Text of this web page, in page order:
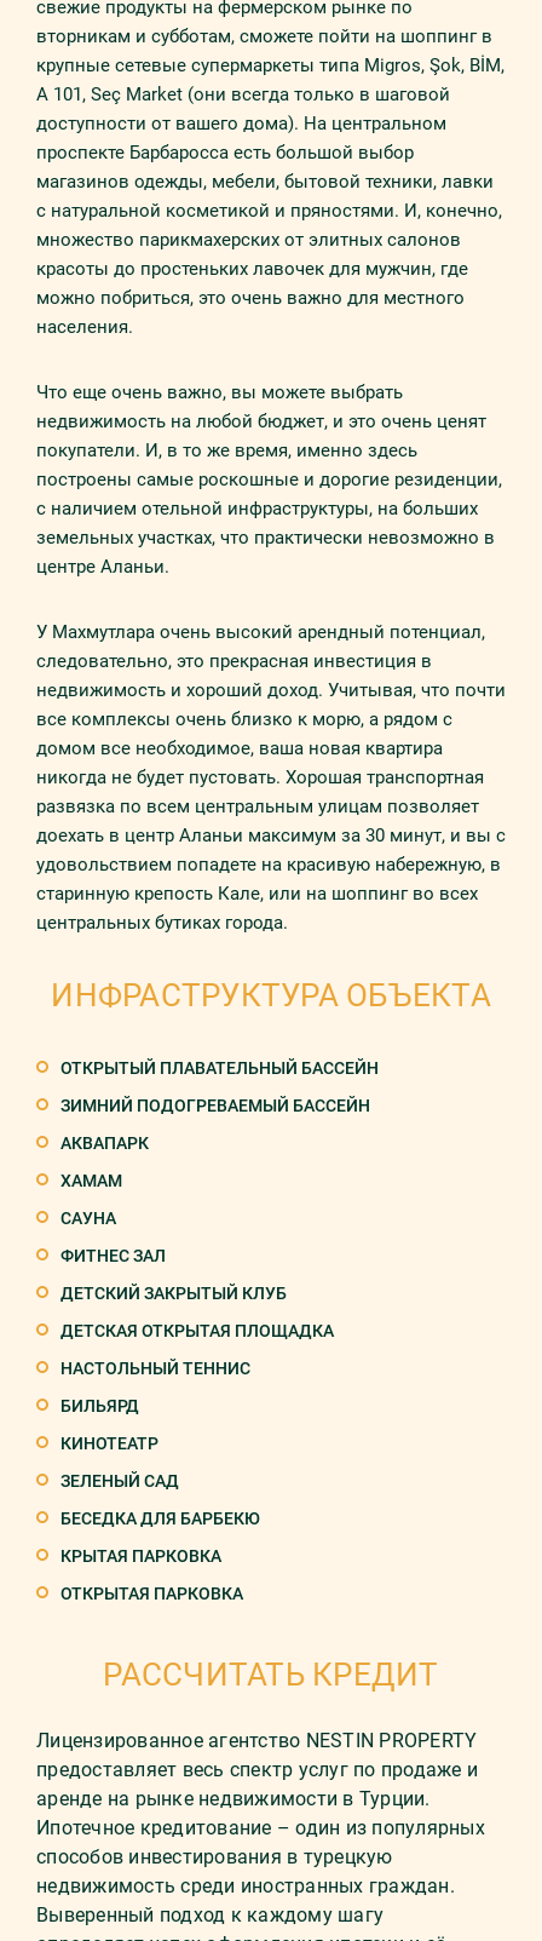
свежие продукты на фермерском рынке по
вторникам и субботам, сможете пойти на шоппинг в
крупные сетевые супермаркеты типа Migros, Şok, BİM,
A 101, Seç Market (они всегда только в шаговой
доступности от вашего дома). На центральном
проспекте Барбаросса есть большой выбор
магазинов одежды, мебели, бытовой техники, лавки
с натуральной косметикой и пряностями. И, конечно,
множество парикмахерских от элитных салонов
красоты до простеньких лавочек для мужчин, где
можно побриться, это очень важно для местного
населения.
Что еще очень важно, вы можете выбрать
недвижимость на любой бюджет, и это очень ценят
покупатели. И, в то же время, именно здесь
построены самые роскошные и дорогие резиденции,
с наличием отельной инфраструктуры, на больших
земельных участках, что практически невозможно в
центре Аланьи.
У Махмутлара очень высокий арендный потенциал,
следовательно, это прекрасная инвестиция в
недвижимость и хороший доход. Учитывая, что почти
все комплексы очень близко к морю, а рядом с
домом все необходимое, ваша новая квартира
никогда не будет пустовать. Хорошая транспортная
развязка по всем центральным улицам позволяет
доехать в центр Аланьи максимум за 30 минут, и вы с
удовольствием попадете на красивую набережную, в
старинную крепость Кале, или на шоппинг во всех
центральных бутиках города.
ИНФРАСТРУКТУРА ОБЪЕКТА
ОТКРЫТЫЙ ПЛАВАТЕЛЬНЫЙ БАССЕЙН
ЗИМНИЙ ПОДОГРЕВАЕМЫЙ БАССЕЙН
АКВАПАРК
ХАМАМ
САУНА
ФИТНЕС ЗАЛ
ДЕТСКИЙ ЗАКРЫТЫЙ КЛУБ
ДЕТСКАЯ ОТКРЫТАЯ ПЛОЩАДКА
НАСТОЛЬНЫЙ ТЕННИС
БИЛЬЯРД
КИНОТЕАТР
ЗЕЛЕНЫЙ САД
БЕСЕДКА ДЛЯ БАРБЕКЮ
КРЫТАЯ ПАРКОВКА
ОТКРЫТАЯ ПАРКОВКА
РАССЧИТАТЬ КРЕДИТ
Лицензированное агентство NESTIN PROPERTY
предоставляет весь спектр услуг по продаже и
аренде на рынке недвижимости в Турции.
Ипотечное кредитование – один из популярных
способов инвестирования в турецкую
недвижимость среди иностранных граждан.
Выверенный подход к каждому шагу